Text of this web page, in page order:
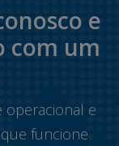
e
com um
operacional e
funcione